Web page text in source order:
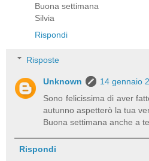
Buona settimana
Silvia
Rispondi
Risposte
Unknown
14 gennaio
Sono felicissima di aver
autunno aspetterò la tua
Buona settimana anche a
Rispondi